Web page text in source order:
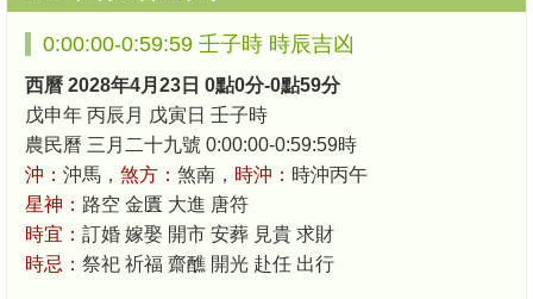
0:00:00-0:59:59 壬子時 時辰吉凶
西曆 2028年4月23日 0點0分-0點59分
戊申年 丙辰月 戊寅日 壬子時
農民曆 三月二十九號 0:00:00-0:59:59時
沖： 沖馬， 煞方： 煞南， 時沖： 時沖丙午
星神： 路空 金匱 大進 唐符
時宜： 訂婚 嫁娶 開市 安葬 見貴 求財
時忌： 祭祀 祈福 齋醮 開光 赴任 出行